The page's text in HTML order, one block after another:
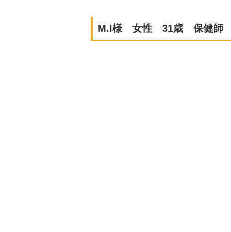
M.I様 女性 31歳 保健師